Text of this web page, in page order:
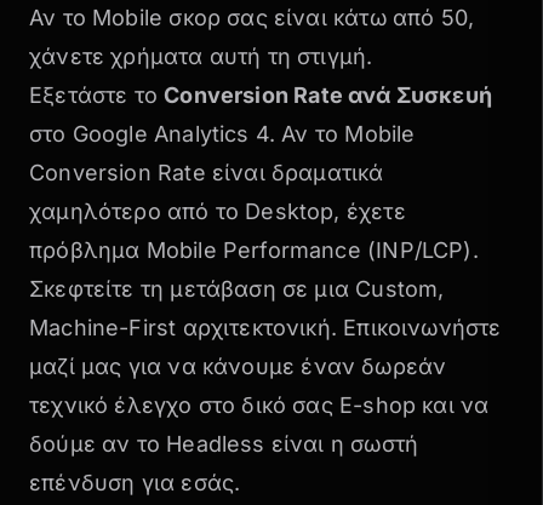
Αν το Mobile σκορ σας είναι κάτω από 50,
χάνετε χρήματα αυτή τη στιγμή.
Εξετάστε τοConversion Rate ανά Συσκευή
στο Google Analytics 4. Αν το Mobile
Conversion Rate είναι δραματικά
χαμηλότερο από το Desktop, έχετε
πρόβλημα Mobile Performance (INP/LCP).
Σκεφτείτε τη μετάβαση σε μια Custom,
Machine-First αρχιτεκτονική. Επικοινωνήστε
μαζί μας για να κάνουμε έναν δωρεάν
τεχνικό έλεγχο στο δικό σας E-shop και να
δούμε αν το Headless είναι η σωστή
επένδυση για εσάς.